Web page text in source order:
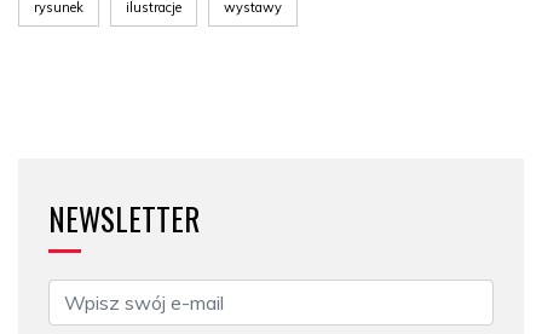
rysunek ilustracje wystawy
NEWSLETTER